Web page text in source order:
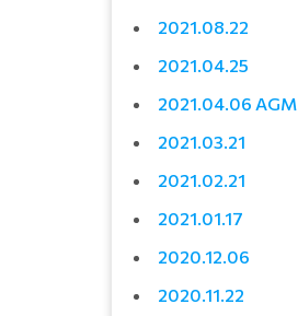
2021.08.22
2021.04.25
2021.04.06 AGM
2021.03.21
2021.02.21
2021.01.17
2020.12.06
2020.11.22